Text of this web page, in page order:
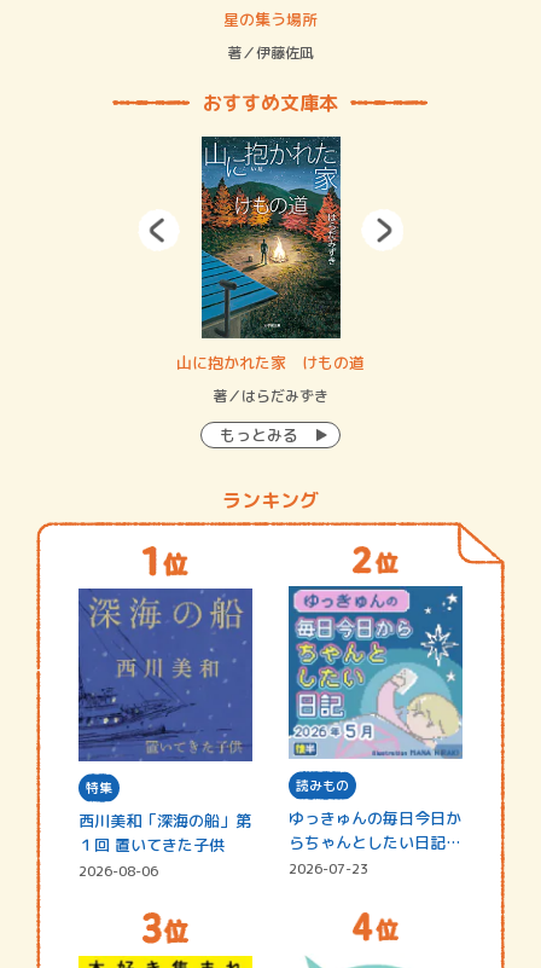
星の集う場所
著／伊藤佐凪
おすすめ文庫本
山に抱かれた家 けもの道
著／はらだみずき
もっとみる
ランキング
特集
西川美和「深海の船」第
１回 置いてきた子供
2026-08-06
読みもの
ゆっきゅんの毎日今日か
らちゃんとしたい日記
☆202…
2026-07-23